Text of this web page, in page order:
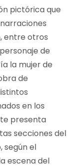
pictórica que
entre otros
de
la mujer de
de
en los
presenta
secciones del
según el
escena del